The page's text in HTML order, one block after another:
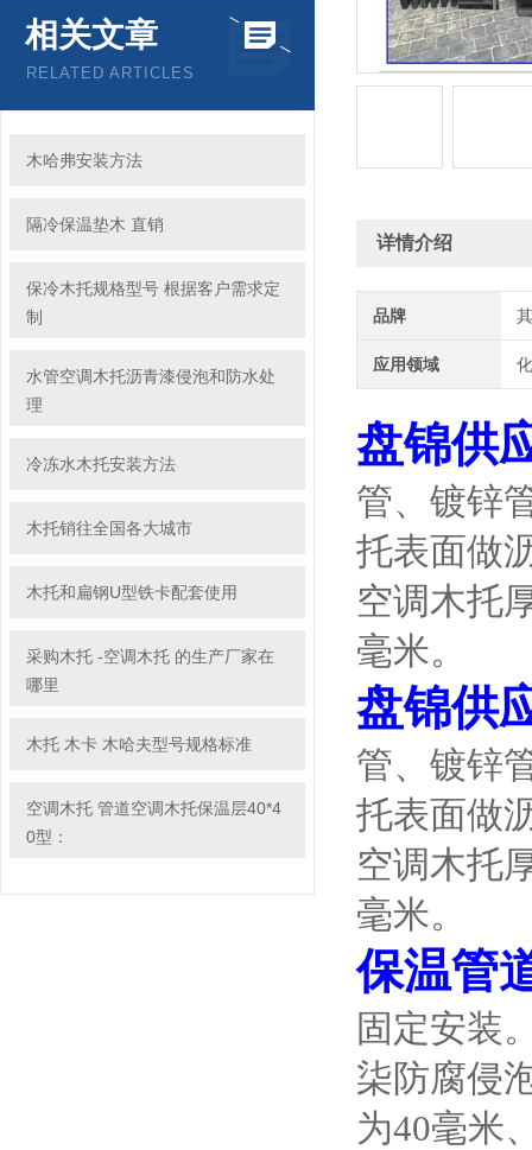
相关文章
RELATED ARTICLES
木哈弗安装方法
隔冷保温垫木 直销
保冷木托规格型号 根据客户需求定
制
水管空调木托沥青漆侵泡和防水处
理
冷冻水木托安装方法
木托销往全国各大城市
木托和扁钢U型铁卡配套使用
采购木托 -空调木托 的生产厂家在
哪里
木托 木卡 木哈夫型号规格标准
空调木托 管道空调木托保温层40*4
0型：
详情介绍
品牌
应用领域
盘锦供
管、镀锌
托表面做
空调木托
毫米。
盘锦供
管、镀锌
托表面做
空调木托
毫米。
保温管
固定安装
柒防腐侵
为40毫米